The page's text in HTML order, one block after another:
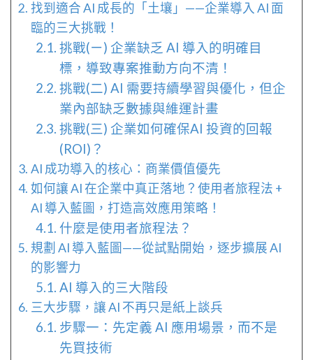
找到適合 AI 成長的「土壤」——企業導入 AI 面
臨的三大挑戰！
挑戰(ㄧ) 企業缺乏 AI 導入的明確目
標，導致專案推動方向不清！
挑戰(二) AI 需要持續學習與優化，但企
業內部缺乏數據與維運計畫
挑戰(三) 企業如何確保AI 投資的回報
(ROI)？
AI 成功導入的核心：商業價值優先
如何讓 AI 在企業中真正落地？使用者旅程法 +
AI 導入藍圖，打造高效應用策略！
什麼是使用者旅程法？
規劃 AI 導入藍圖——從試點開始，逐步擴展 AI
的影響力
AI 導入的三大階段
三大步驟，讓 AI 不再只是紙上談兵
步驟一：先定義 AI 應用場景，而不是
先買技術